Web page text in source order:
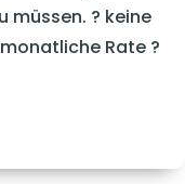
müssen. ? keine
Rate ?